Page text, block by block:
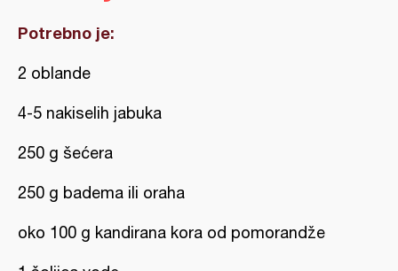
Potrebno je:
2 oblande
4-5 nakiselih jabuka
250 g šećera
250 g badema ili oraha
oko 100 g kandirana kora od pomorandže